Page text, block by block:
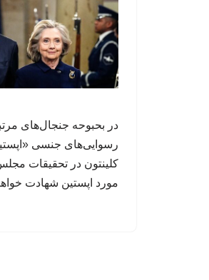
در بحبوحه جنجال‌های
رسوایی‌های جنسی
کلینتون در تحقیقات مجلس
مورد اپستین شهادت